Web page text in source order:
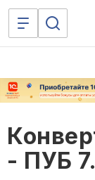
- ПУБ